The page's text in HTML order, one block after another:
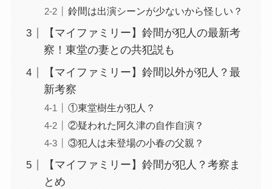
鈴間は出演シーンが少ないから怪しい？
【マイファミリー】鈴間が犯人の最新考
察！東堂の妻との共犯説も
【マイファミリー】鈴間以外が犯人？最
新考察
①東堂樹生が犯人？
②疑われた阿久津の自作自演？
③犯人は未登場の小春の父親？
【マイファミリー】鈴間が犯人？考察ま
とめ